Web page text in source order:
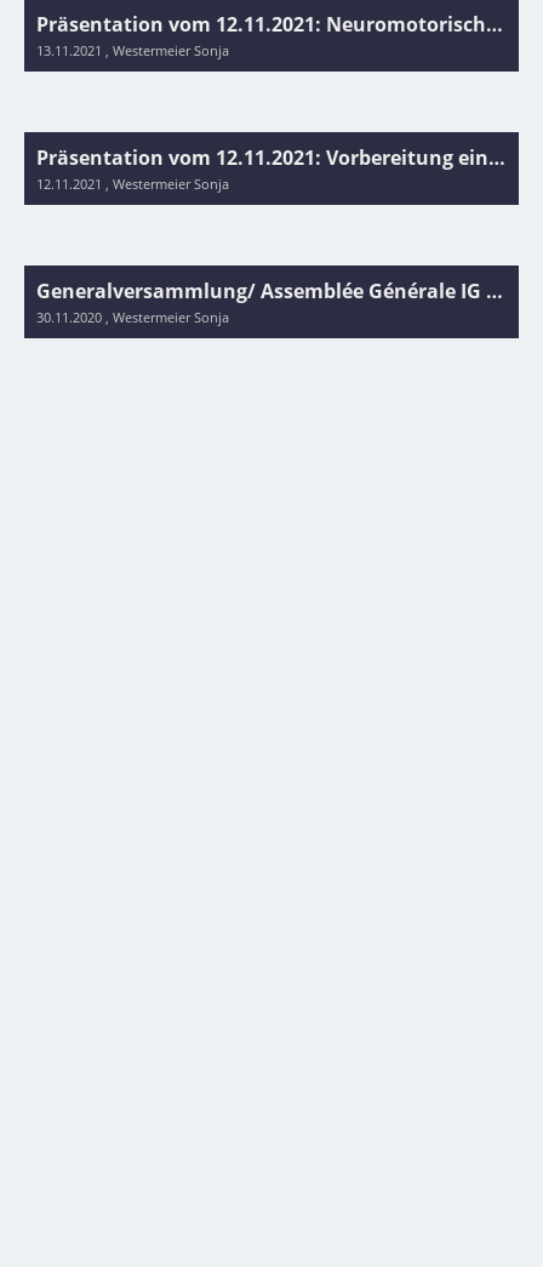
Präsentation vom 12.11.2021: Neuromotorische Entwicklung von Kindern mit angeborenem Herzfehler (Elena Mitteregger)
13.11.2021 , Westermeier Sonja
Präsentation vom 12.11.2021: Vorbereitung einer etwas anderen Reise (Gabriela Oeler)
12.11.2021 , Westermeier Sonja
Generalversammlung/ Assemblée Générale IG PAHF 24.11.2020 Online
30.11.2020 , Westermeier Sonja